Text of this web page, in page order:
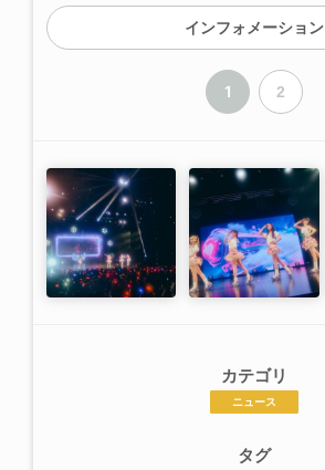
インフォメーション
1 2
カテゴリ
ニュース
タグ